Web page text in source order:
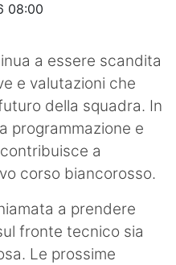
08:00
a essere scandita
e valutazioni che
della squadra. In
programmazione e
a
corso biancorosso.
a prendere
fronte tecnico sia
Le prossime